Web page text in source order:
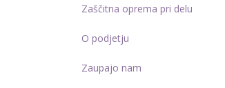
Zaščitna oprema pri delu
O podjetju
Zaupajo nam